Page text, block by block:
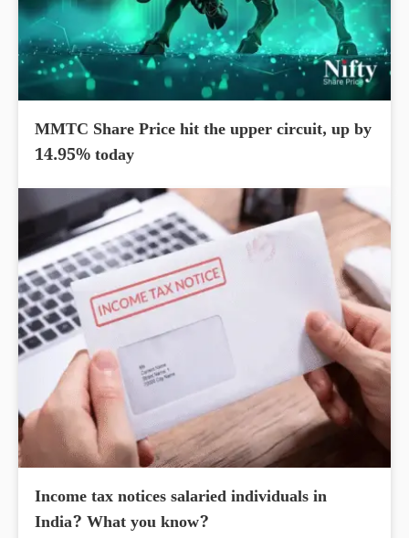
MMTC Share Price hit the upper circuit, up by
14.95% today
Income tax notices salaried individuals in
India? What you know?